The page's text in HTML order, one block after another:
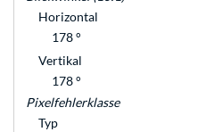
Horizontal
178 °
Vertikal
178 °
Pixelfehlerklasse
Typ